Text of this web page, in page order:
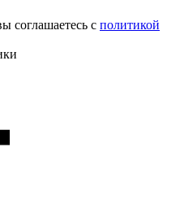
соглашаетесь с политикой